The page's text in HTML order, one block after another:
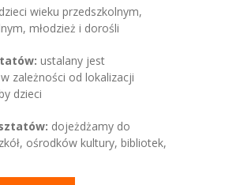
dzieci wieku przedszkolnym,
młodzież i dorośli
ustalany jest
zależności od lokalizacji
dzieci
dojeżdżamy do
ośrodków kultury, bibliotek,